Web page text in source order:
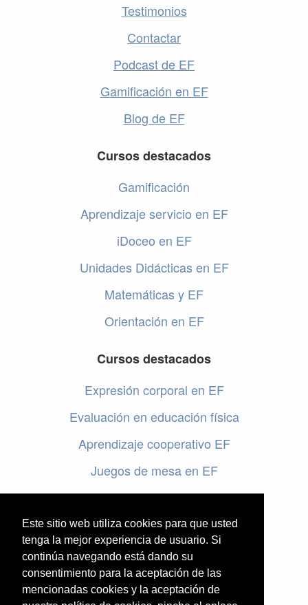
Este sitio web utiliza cookies para que usted
tenga la mejor experiencia de usuario. Si
continúa navegando está dando su
consentimiento para la aceptación de las
mencionadas cookies y la aceptación de
Testimonios
Contactar
Podcast de EF
Gamificación en EF
Blog de EF
Cursos destacados
Gamificación
Aprendizaje servicio en EF
iDoceo en EF
Unidades Didácticas en EF
Matemáticas y EF
Orientación en EF
Cursos destacados
Expresión corporal en EF
Evaluación en educación física
Aprendizaje cooperativo EF
Juegos de mesa en EF
Programar en EF
Cursos online de educación física
Artículos destacados
Evaluación en educación física